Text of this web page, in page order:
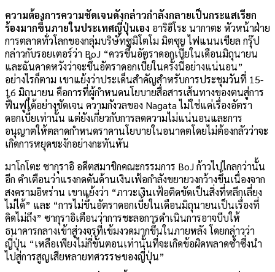
ความต้องการความชัดเจนดังกล่าวกำลังกลายเป็นกระแสเรียก
ร้องมากขึ้นภายในประเทศญี่ปุ่นเอง อาริฮิโระ นากาตะ หัวหน้าฝ่าย
การตลาดทั่วโลกของกลุ่มบริษัทซูมิโตโม มิตซุย ไฟแนนเชียล กรุ๊ป
กล่าวกับรอยเตอร์ว่า BoJ “ควรขึ้นอัตราดอกเบี้ยในเดือนมิถุนายน
และฉันคาดหวังว่าจะขึ้นอัตราดอกเบี้ยในครั้งนี้อย่างแน่นอน”
อย่างไรก็ตาม เขาแย้งว่าประเด็นสำคัญสำหรับการประชุมวันที่ 15-
16 มิถุนายน คือการที่ผู้กำหนดนโยบายสื่อสารเส้นทางของตนสู่การ
ฟื้นฟูได้อย่างชัดเจน ความกังวลของ Nagata ไม่ใช่แค่เรื่องอัตรา
ดอกเบี้ยเท่านั้น แต่ยังเกี่ยวกับการลดความไม่แน่นอนและการ
อนุญาตให้ตลาดกำหนดราคานโยบายในอนาคตโดยไม่ต้องกลัวว่าจะ
เกิดการหยุดชะงักอย่างกะทันหัน
มาโกโตะ ซากุราอิ อดีตสมาชิกคณะกรรมการ BoJ ก้าวไปไกลกว่านั้น
อีก คำเตือนว่าแรงกดดันด้านเงินเฟ้อกำลังขยายวงกว้างขึ้นเนื่องจาก
สงครามอิหร่าน เขาแย้งว่า “ภาวะเงินเฟ้อติดขัดเป็นสิ่งที่หลีกเลี่ยง
ไม่ได้” และ “การไม่ขึ้นอัตราดอกเบี้ยในเดือนมิถุนายนเป็นเรื่องที่
คิดไม่ถึง” ซากุราอิเตือนว่าการชะลอการดำเนินการอาจบีบให้
ธนาคารกลางเข้าสู่วงจรที่เข้มงวดมากขึ้นในภายหลัง โดยกล่าวว่า
ญี่ปุ่น “เหลือเพียงไม่กี่ขั้นตอนเท่านั้นที่จะเกิดข้อผิดพลาดซ้ำซึ่งนำ
ไปสู่การสูญเสียหลายทศวรรษของญี่ปุ่น”